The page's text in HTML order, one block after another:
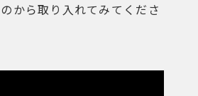
から取り入れてみてくださ